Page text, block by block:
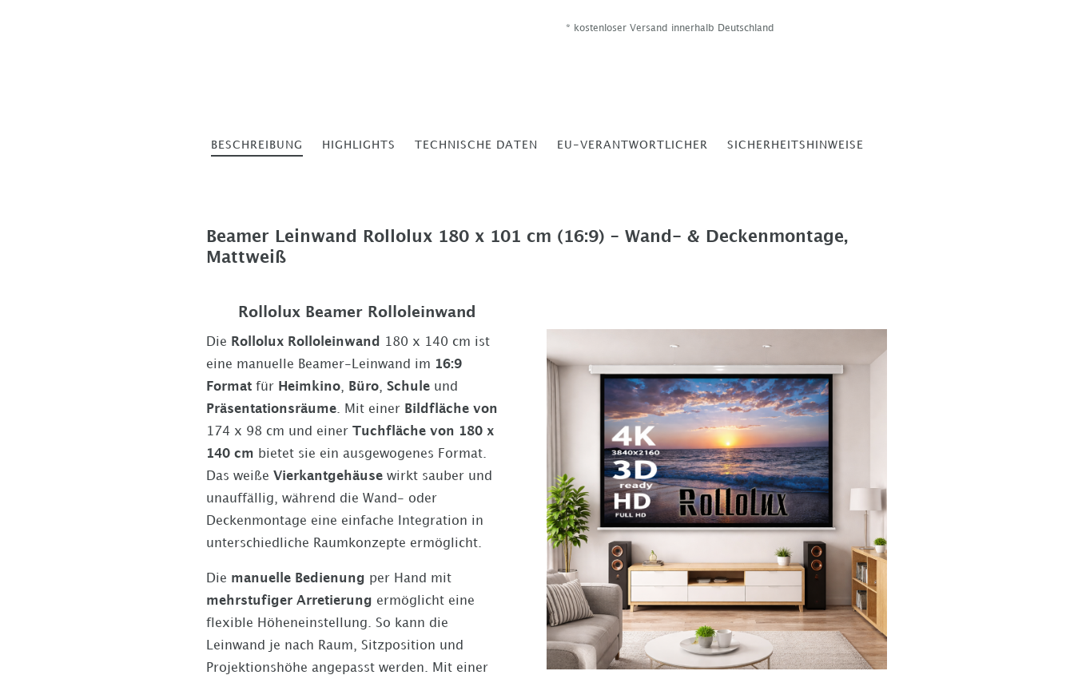
* kostenloser Versand innerhalb Deutschland
BESCHREIBUNG HIGHLIGHTS TECHNISCHE DATEN EU-VERANTWORTLICHER SICHERHEITSHINWEISE
Beamer Leinwand Rollolux 180 x 101 cm (16:9) – Wand- & Deckenmontage,
Mattweiß
Rollolux Beamer Rolloleinwand
Die Rollolux Rolloleinwand 180 x 140 cm ist
eine manuelle Beamer-Leinwand im 16:9
Format für Heimkino, Büro, Schule und
Präsentationsräume. Mit einer Bildfläche von
174 x 98 cm und einer Tuchfläche von 180 x
140 cm bietet sie ein ausgewogenes Format.
Das weiße Vierkantgehäuse wirkt sauber und
unauffällig, während die Wand- oder
Deckenmontage eine einfache Integration in
unterschiedliche Raumkonzepte ermöglicht.
Die manuelle Bedienung per Hand mit
mehrstufiger Arretierung ermöglicht eine
flexible Höheneinstellung. So kann die
Leinwand je nach Raum, Sitzposition und
Projektionshöhe angepasst werden. Mit einer